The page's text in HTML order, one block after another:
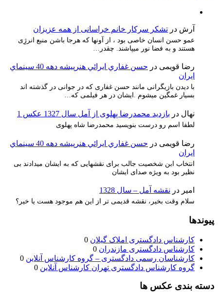
آرش در تشکر سرکار خانم خراسانی از همه عزیزان
عمو حسن انسان خاصی بود ، از آونها که هرجا باشن منبع انرژِی
هستند و به فضا نور میپاشند. چقدر…
رضا قویمی در
حسن غفاري ايرائي هنرپيشه دهه 40 سينماي
ايران
با دیدن بازیگرانی مانند حسن غفاری که در جوانی در گذشته اند
بسیار غمگین میشوم .ایشان در هر فیلمی که…
نهال در بازدید محمدرضا پهلوی از آمل سال 1327 عکس 1
لطفا اسم رو درست بنویسید محمدرضا شاه پهلوی
رضا قویمی در
حسن غفاري ايرائي هنرپيشه دهه 40 سينماي
ايران
انتخاب ابن شخصیت جالب برای نقشهایی که به ایشان میدادند بی
نظیر بود به ویژه صدای ایشان
امیر در نقشه آمل – سال 1328
سلام وقت بخیر، نقشه قدیمی تر از این هم موجود هست یا خیر؟
پیوندها
کارشناس دادگستری املاک گیلان
کارشناس دادگستری مازندران
کارشناسان رسمی دادگستری – گروه کارشناس آنلاین
گروه کارشناس دادگستری تهران کارشناس آنلاین
دسته بندی عکس ها